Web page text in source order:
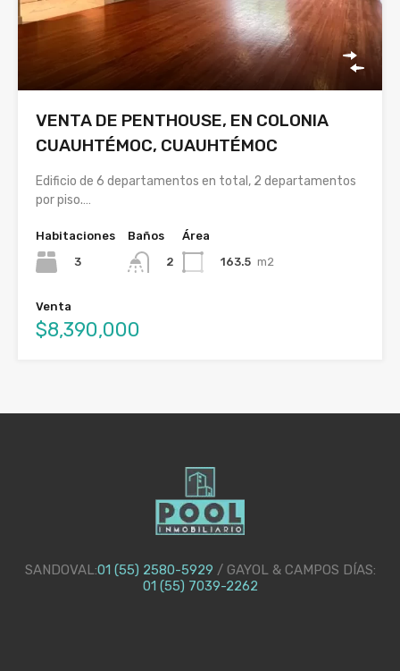
VENTA DE PENTHOUSE, EN COLONIA
CUAUHTÉMOC, CUAUHTÉMOC
Edificio de 6 departamentos en total, 2 departamentos
por piso.…
Habitaciones
3
Baños
2
Área
163.5 m2
Venta
$8,390,000
SANDOVAL:01 (55) 2580-5929 / GAYOL & CAMPOS DÍAS:
01 (55) 7039-2262